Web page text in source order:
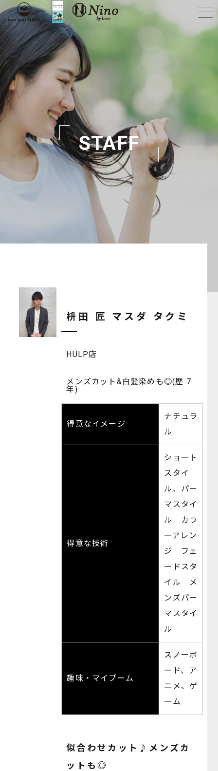
STAFF
枡田 匠 マスダ タクミ
HULP店
メンズカット&白髪染めも◎(歴 7
年)
得意なイメージ
ナチュラ
ル
得意な技術
ショート
スタイ
ル、パー
マスタイ
ル カラ
ーアレン
ジ フェ
ードスタ
イル メ
ンズパー
マスタイ
ル
趣味・マイブーム
スノーボ
ード、ア
ニメ、ゲ
ーム
似合わせカット♪メンズカ
ットも◎